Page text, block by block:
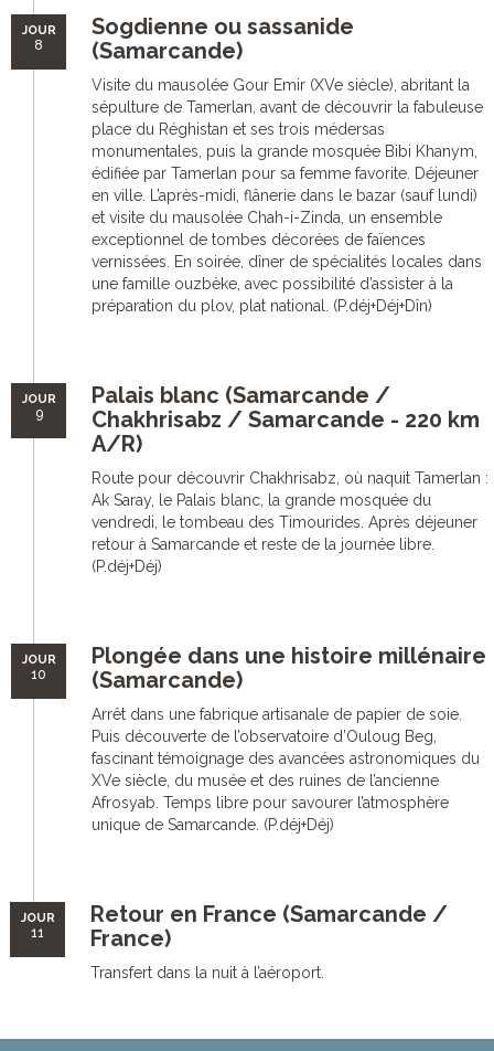
JOUR
8
Sogdienne ou sassanide
(Samarcande)
Visite du mausolée Gour Emir (XVe siècle), abritant la
sépulture de Tamerlan, avant de découvrir la fabuleuse
place du Réghistan et ses trois médersas
monumentales, puis la grande mosquée Bibi Khanym,
édifiée par Tamerlan pour sa femme favorite. Déjeuner
en ville. L’après-midi, flânerie dans le bazar (sauf lundi)
et visite du mausolée Chah-i-Zinda, un ensemble
exceptionnel de tombes décorées de faïences
vernissées. En soirée, dîner de spécialités locales dans
une famille ouzbèke, avec possibilité d’assister à la
préparation du plov, plat national. (P.déj+Déj+Dîn)
JOUR
9
Palais blanc (Samarcande /
Chakhrisabz / Samarcande - 220 km
A/R)
Route pour découvrir Chakhrisabz, où naquit Tamerlan :
Ak Saray, le Palais blanc, la grande mosquée du
vendredi, le tombeau des Timourides. Après déjeuner
retour à Samarcande et reste de la journée libre.
(P.déj+Déj)
JOUR
10
Plongée dans une histoire millénaire
(Samarcande)
Arrêt dans une fabrique artisanale de papier de soie.
Puis découverte de l’observatoire d’Ouloug Beg,
fascinant témoignage des avancées astronomiques du
XVe siècle, du musée et des ruines de l’ancienne
Afrosyab. Temps libre pour savourer l’atmosphère
unique de Samarcande. (P.déj+Déj)
JOUR
11
Retour en France (Samarcande /
France)
Transfert dans la nuit à l’aéroport.